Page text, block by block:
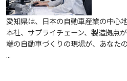
愛知県は、日本の自動車産業の中心
本社、サプライチェーン、製造拠点
端の自動車づくりの現場が、あなた
...